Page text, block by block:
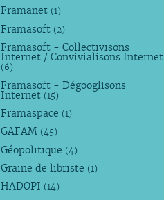
Framanet (1)
Framasoft (2)
Framasoft - Collectivisons
Internet / Convivialisons Internet
(6)
Framasoft - Dégooglisons
Internet (15)
Framaspace (1)
GAFAM (45)
Géopolitique (4)
Graine de libriste (1)
HADOPI (14)